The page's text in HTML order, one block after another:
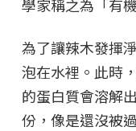
學家稱之為「有
為了讓辣木發揮
泡在水裡。此時
的蛋白質會溶解
份，像是還沒被